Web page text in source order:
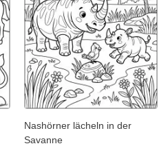
Nashörner lächeln in der
Savanne